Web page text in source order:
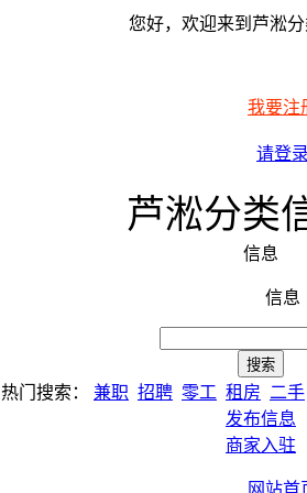
您好，欢迎来到芦淞分
我要注
请登录
芦淞分类
信息
信息
热门搜索： 兼职 招聘 零工 租房 二手
发布信息
商家入驻
网站首